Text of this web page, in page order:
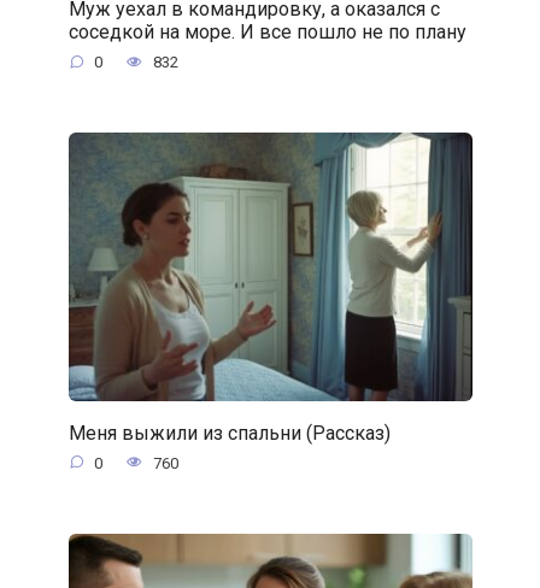
Муж уехал в командировку, а оказался с
соседкой на море. И все пошло не по плану
0 832
Меня выжили из спальни (Рассказ)
0 760